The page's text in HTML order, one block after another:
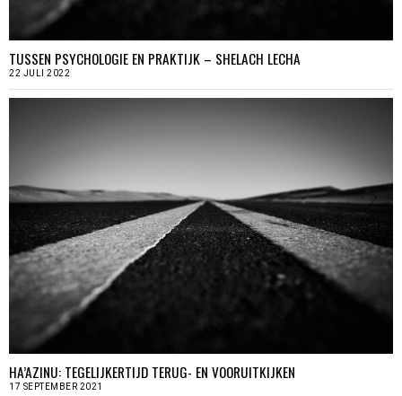
TUSSEN PSYCHOLOGIE EN PRAKTIJK – SHELACH LECHA
22 JULI 2022
HA’AZINU: TEGELIJKERTIJD TERUG- EN VOORUITKIJKEN
17 SEPTEMBER 2021